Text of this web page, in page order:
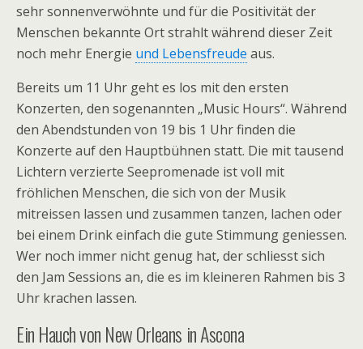
sehr sonnenverwöhnte und für die Positivität der
Menschen bekannte Ort strahlt während dieser Zeit
noch mehr Energie und Lebensfreude aus.
Bereits um 11 Uhr geht es los mit den ersten
Konzerten, den sogenannten „Music Hours“. Während
den Abendstunden von 19 bis 1 Uhr finden die
Konzerte auf den Hauptbühnen statt. Die mit tausend
Lichtern verzierte Seepromenade ist voll mit
fröhlichen Menschen, die sich von der Musik
mitreissen lassen und zusammen tanzen, lachen oder
bei einem Drink einfach die gute Stimmung geniessen.
Wer noch immer nicht genug hat, der schliesst sich
den Jam Sessions an, die es im kleineren Rahmen bis 3
Uhr krachen lassen.
Ein Hauch von New Orleans in Ascona